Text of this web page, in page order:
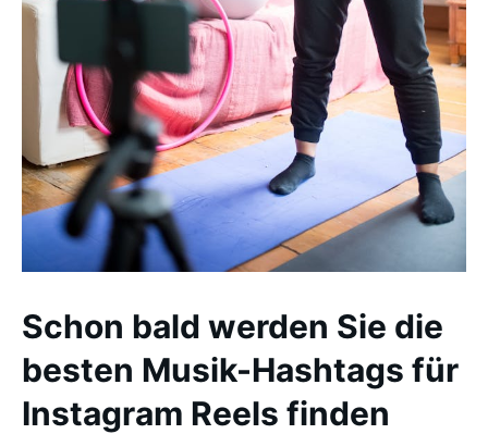
Schon bald werden Sie die
besten Musik-Hashtags für
Instagram Reels finden